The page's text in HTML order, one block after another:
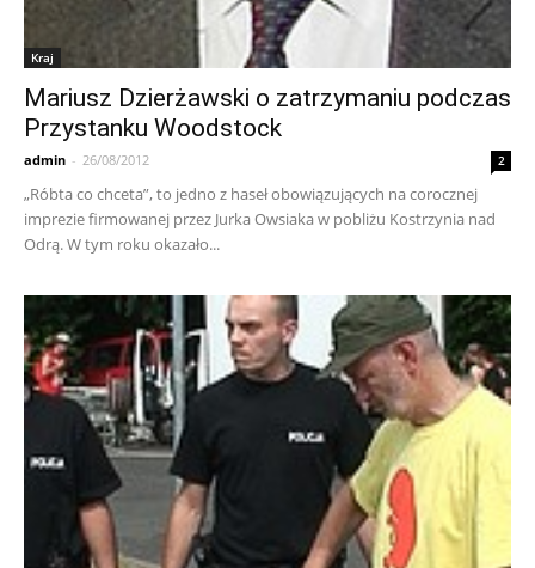
Kraj
Mariusz Dzierżawski o zatrzymaniu podczas
Przystanku Woodstock
admin - 26/08/2012 2
„Róbta co chceta”, to jedno z haseł obowiązujących na corocznej
imprezie firmowanej przez Jurka Owsiaka w pobliżu Kostrzynia nad
Odrą. W tym roku okazało...